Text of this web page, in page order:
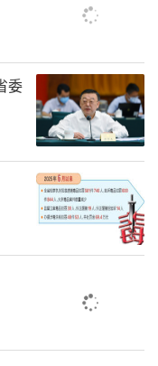
年设备更新项
新项目储备
年度第一批重
主体正在完善
目下一阶段申
参照国家模
备更新推进工
作协同。会同
政策的有效衔
委